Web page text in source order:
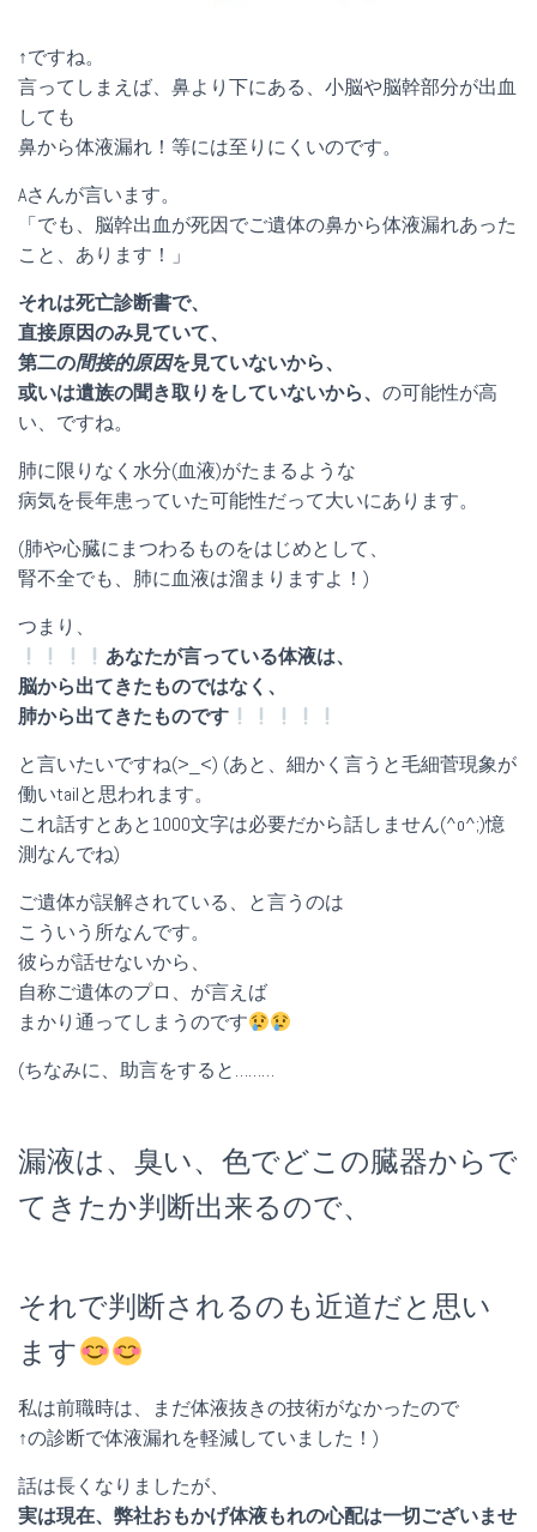
↑ですね。
言ってしまえば、鼻より下にある、小脳や脳幹部分が出血
しても
鼻から体液漏れ！等には至りにくいのです。
Aさんが言います。
「でも、脳幹出血が死因でご遺体の鼻から体液漏れあった
こと、あります！」
それは死亡診断書で、
直接原因のみ見ていて、
第二の間接的原因を見ていないから、
或いは遺族の聞き取りをしていないから、 の可能性が高
い、ですね。
肺に限りなく水分(血液)がたまるような
病気を長年患っていた可能性だって大いにあります。
(肺や心臓にまつわるものをはじめとして、
腎不全でも、肺に血液は溜まりますよ！)
つまり、
あなたが言っている体液は、
脳から出てきたものではなく、
肺から出てきたものです
と言いたいですね(>_<) (あと、細かく言うと毛細菅現象が
働いtailと思われます。
これ話すとあと1000文字は必要だから話しません(^o^;)憶
測なんでね)
ご遺体が誤解されている、と言うのは
こういう所なんです。
彼らが話せないから、
自称ご遺体のプロ、が言えば
まかり通ってしまうのです
(ちなみに、助言をすると………
漏液は、臭い、色でどこの臓器からで
てきたか判断出来るので、
それで判断されるのも近道だと思い
ます
私は前職時は、まだ体液抜きの技術がなかったので
↑の診断で体液漏れを軽減していました！)
話は長くなりましたが、
実は現在、弊社おもかげ体液もれの心配は一切ございませ